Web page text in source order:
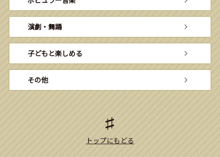
演劇・舞踊
子どもと楽しめる
その他
トップにもどる